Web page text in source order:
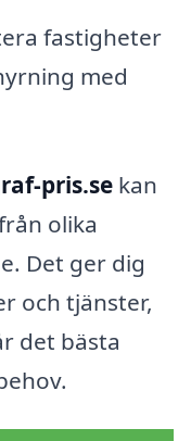
fastigheter
med
pris.se kan
olika
Det ger dig
och tjänster,
det bästa